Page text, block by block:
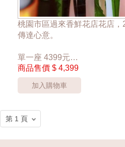
桃園市區過來香鮮花店花店
傳達心意。
單一座 4399元
*桃園區以外酌收運費350元*
**此商品只提供桃園市內運送
達**
商品售價 $ 4,399
加入購物車